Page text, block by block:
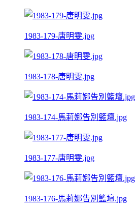
1983-179-唐明雯.jpg
1983-178-唐明雯.jpg
1983-174-馬莉娜告別籃壇.jpg
1983-177-唐明雯.jpg
1983-176-馬莉娜告別籃壇.jpg